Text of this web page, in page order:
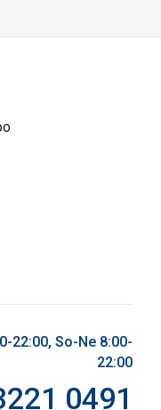
22:00, So-Ne 8:00-
22:00
0491